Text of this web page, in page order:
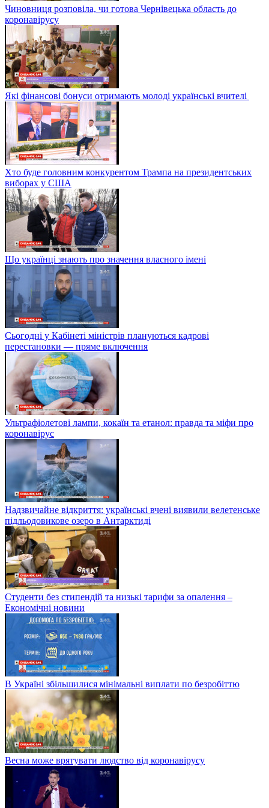
Чиновниця розповіла, чи готова Чернівецька область до
коронавірусу
Які фінансові бонуси отримають молоді українські вчителі
Хто буде головним конкурентом Трампа на президентських
виборах у США
Що українці знають про значення власного імені
Сьогодні у Кабінеті міністрів плануються кадрові
перестановки — пряме включення
Ультрафіолетові лампи, кокаїн та етанол: правда та міфи про
коронавірус
Надзвичайне відкриття: українські вчені виявили велетенське
підльодовикове озеро в Антарктиді
Студенти без стипендій та низькі тарифи за опалення –
Економічні новини
В Україні збільшилися мінімальні виплати по безробіттю
Весна може врятувати людство від коронавірусу